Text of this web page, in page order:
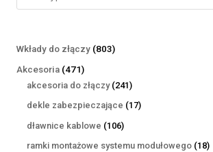
Wkłady do złączy 803803
Akcesoria 471471
produktów
akcesoria do złączy 241241
produktów
dekle zabezpieczające 1717
dławnice kablowe 106106
produktów
ramki montażowe systemu modułowego 1818